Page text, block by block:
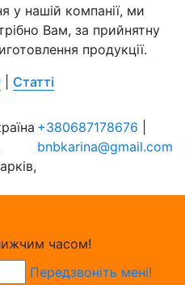
у нашій компанії, ми
Вам, за прийнятну
продукції.
Статті
+380687178676
bnbkarina@gmail.com
часом!
Передзвоніть мені!